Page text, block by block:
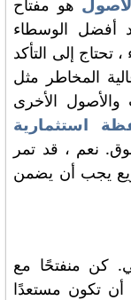
هو مفتاح
أفضل الوسطاء
تحتاج إلى التأكد
المخاطر مثل
الأخرى
استثمارية
نعم ، قد تمر
يجب أن يضمن
كن منفتحًا مع
أن تكون مستعدًا